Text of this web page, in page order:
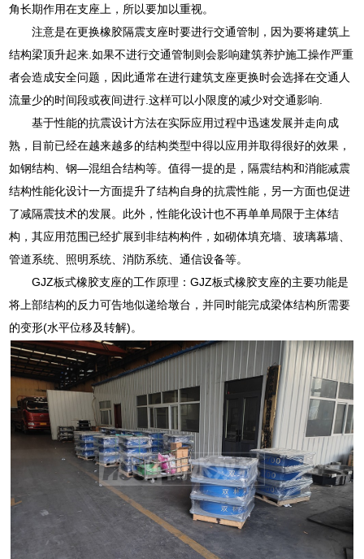
角长期作用在支座上，所以要加以重视。
注意是在更换橡胶隔震支座时要进行交通管制，因为要将建筑上
结构梁顶升起来.如果不进行交通管制则会影响建筑养护施工操作严重
者会造成安全问题，因此通常在进行建筑支座更换时会选择在交通人
流量少的时间段或夜间进行.这样可以小限度的减少对交通影响.
基于性能的抗震设计方法在实际应用过程中迅速发展并走向成
熟，目前已经在越来越多的结构类型中得以应用并取得很好的效果，
如钢结构、钢—混组合结构等。值得一提的是，隔震结构和消能减震
结构性能化设计一方面提升了结构自身的抗震性能，另一方面也促进
了减隔震技术的发展。此外，性能化设计也不再单单局限于主体结
构，其应用范围已经扩展到非结构构件，如砌体填充墙、玻璃幕墙、
管道系统、照明系统、消防系统、通信设备等。
GJZ板式橡胶支座的工作原理：GJZ板式橡胶支座的主要功能是
将上部结构的反力可告地似递给墩台，并同时能完成梁体结构所需要
的变形(水平位移及转解)。